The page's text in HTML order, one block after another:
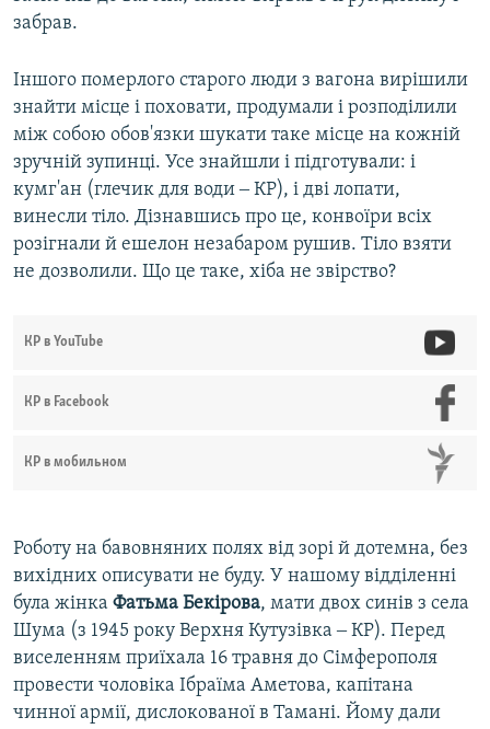
забрав.
Іншого померлого старого люди з вагона вирішили
знайти місце і поховати, продумали і розподілили
між собою обов'язки шукати таке місце на кожній
зручній зупинці. Усе знайшли і підготували: і
кумг'ан (глечик для води ‒ КР), і дві лопати,
винесли тіло. Дізнавшись про це, конвоїри всіх
розігнали й ешелон незабаром рушив. Тіло взяти
не дозволили. Що це таке, хіба не звірство?
КР в YouTube
КР в Facebook
КР в мобильном
Роботу на бавовняних полях від зорі й дотемна, без
вихідних описувати не буду. У нашому відділенні
була жінка Фатьма Бекірова, мати двох синів з села
Шума (з 1945 року Верхня Кутузівка ‒ КР). Перед
виселенням приїхала 16 травня до Сімферополя
провести чоловіка Ібраїма Аметова, капітана
чинної армії, дислокованої в Тамані. Йому дали